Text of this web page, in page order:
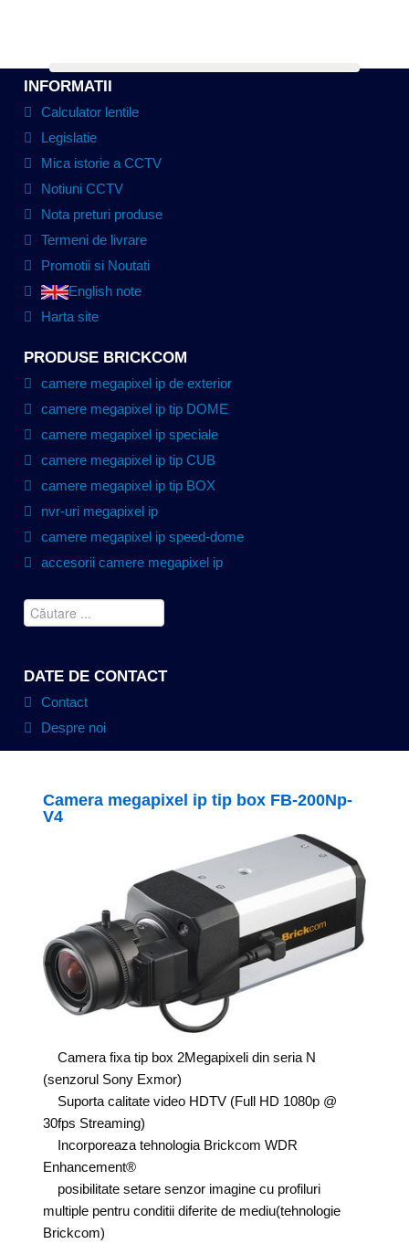
INFORMATII
Calculator lentile
Legislatie
Mica istorie a CCTV
Notiuni CCTV
Nota preturi produse
Termeni de livrare
Promotii si Noutati
English note
Harta site
PRODUSE BRICKCOM
camere megapixel ip de exterior
camere megapixel ip tip DOME
camere megapixel ip speciale
camere megapixel ip tip CUB
camere megapixel ip tip BOX
nvr-uri megapixel ip
camere megapixel ip speed-dome
accesorii camere megapixel ip
DATE DE CONTACT
Contact
Despre noi
Camera megapixel ip tip box FB-200Np-
V4
Camera fixa tip box 2Megapixeli din seria N
(senzorul Sony Exmor)
Suporta calitate video HDTV (Full HD 1080p @
30fps Streaming)
Incorporeaza tehnologia Brickcom WDR
Enhancement®
posibilitate setare senzor imagine cu profiluri
multiple pentru conditii diferite de mediu(tehnologie
Brickcom)